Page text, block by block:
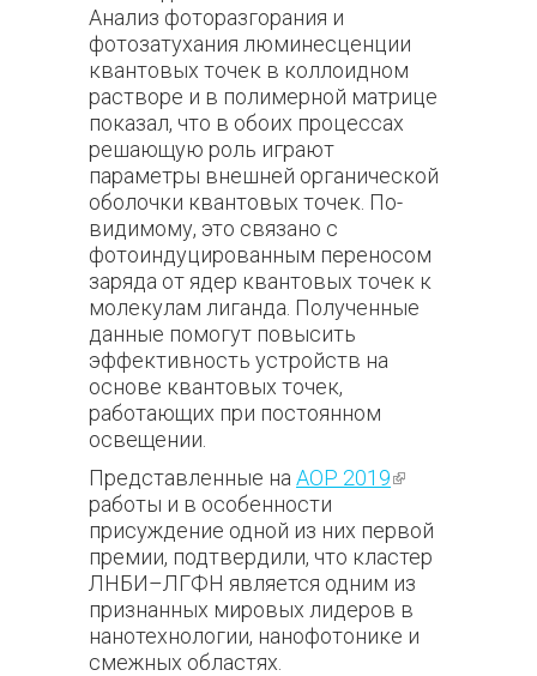
Анализ фоторазгорания и
фотозатухания люминесценции
квантовых точек в коллоидном
растворе и в полимерной матрице
показал, что в обоих процессах
решающую роль играют
параметры внешней органической
оболочки квантовых точек. По-
видимому, это связано с
фотоиндуцированным переносом
заряда от ядер квантовых точек к
молекулам лиганда. Полученные
данные помогут повысить
эффективность устройств на
основе квантовых точек,
работающих при постоянном
освещении.
Представленные на AOP 2019(внешняя
работы и в особенности
присуждение одной из них первой
премии, подтвердили, что кластер
ЛНБИ–ЛГФН является одним из
признанных мировых лидеров в
нанотехнологии, нанофотонике и
смежных областях.